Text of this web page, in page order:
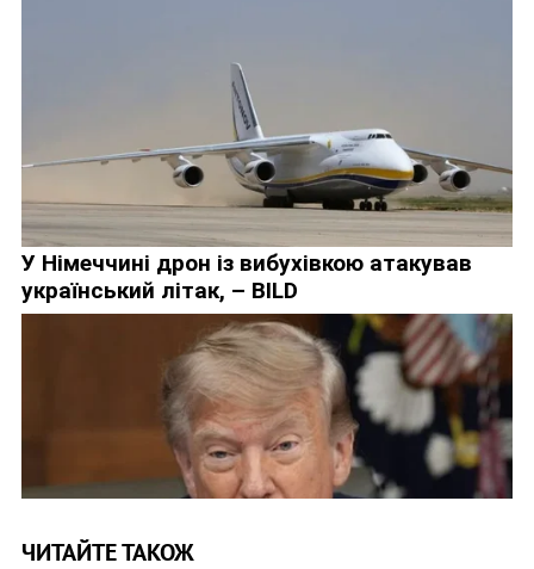
ЧИТАЙТЕ ТАКОЖ